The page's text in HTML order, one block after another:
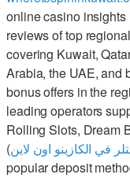
online casino
reviews of top
covering Kuwait,
Arabia, the UAE, and
bonus offers in the
leading operators
Rolling Slots, Dream
(في الكازينو اون لاين
popular deposit